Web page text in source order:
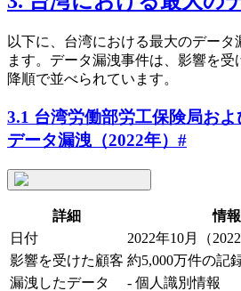
以下に、台湾における最大のデータ
ます。データ漏洩事件は、影響を
降順で並べられています。
3.1 台湾労働部労工保険局お
データ漏洩（2022年） #
詳細
情報
日付
2022年10月（
影響を受けた顧客 約5,000万件の記
漏洩したデータ
- 個人識別情報